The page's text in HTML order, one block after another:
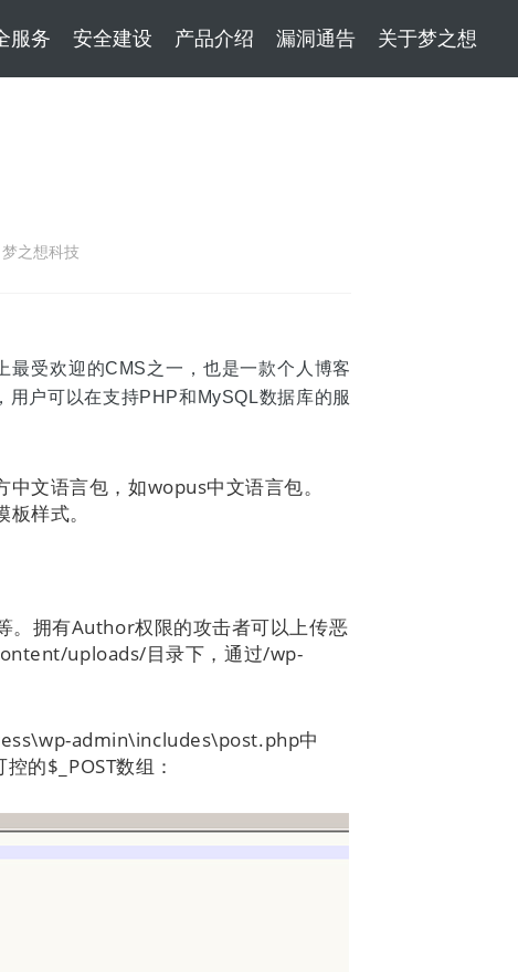
服务 安全建设 产品介绍 漏洞通告 关于梦之想
梦之想科技
受欢迎的CMS之一，也是一款个人博客
户可以在支持PHP和MySQL数据库的服
文语言包，如wopus中文语言包。
样式。
。拥有Author权限的攻击者可以上传恶
uploads/目录下，通过/wp-
admin\includes\post.php中
的$_POST数组：